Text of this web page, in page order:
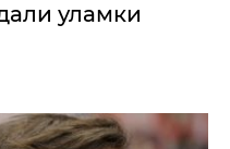
уламки